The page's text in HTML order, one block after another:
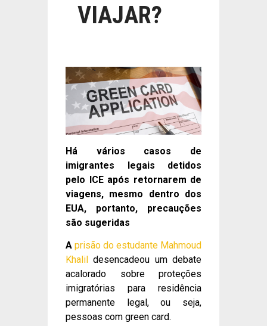
VIAJAR?
Há vários casos de
imigrantes legais detidos
pelo ICE após retornarem de
viagens, mesmo dentro dos
EUA, portanto, precauções
são sugeridas
A prisão do estudante Mahmoud
Khalil
desencadeou um debate
acalorado sobre proteções
imigratórias para residência
permanente legal, ou seja,
pessoas com green card.